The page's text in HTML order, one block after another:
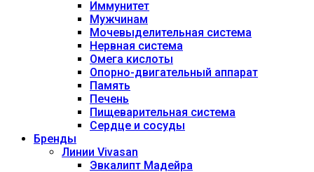
Иммунитет
Мужчинам
Мочевыделительная система
Нервная система
Омега кислоты
Опорно-двигательный аппарат
Память
Печень
Пищеварительная система
Сердце и сосуды
Бренды
Линии Vivasan
Эвкалипт Мадейра